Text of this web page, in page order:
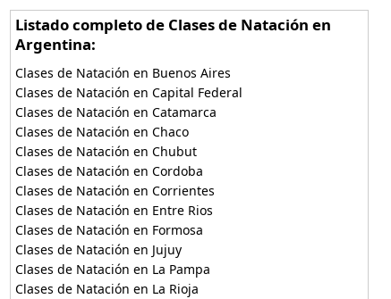
Listado completo de Clases de Natación en
Argentina:
Clases de Natación en Buenos Aires
Clases de Natación en Capital Federal
Clases de Natación en Catamarca
Clases de Natación en Chaco
Clases de Natación en Chubut
Clases de Natación en Cordoba
Clases de Natación en Corrientes
Clases de Natación en Entre Rios
Clases de Natación en Formosa
Clases de Natación en Jujuy
Clases de Natación en La Pampa
Clases de Natación en La Rioja